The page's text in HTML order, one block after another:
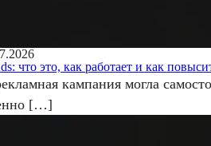
что это, как работает и как
кампания могла
[…]